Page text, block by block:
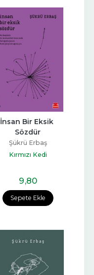
Sepete Ekle
İnsan Bir Eksik
Sözdür
Şükrü Erbaş
Kırmızı Kedi
9,80